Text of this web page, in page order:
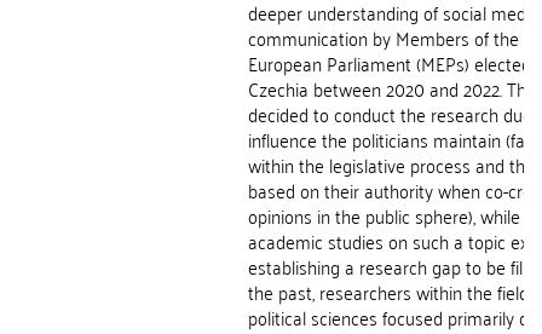
deeper understanding of social media
communication by Members of the
European Parliament (MEPs) elected
Czechia between 2020 and 2022.
decided to conduct the research due
influence the politicians maintain
within the legislative process and the
based on their authority when co-
opinions in the public sphere), while a
academic studies on such a topic
establishing a research gap to be
the past, researchers within the field
political sciences focused primarily